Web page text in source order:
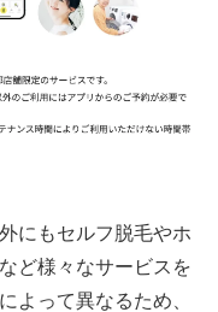
にもセルフ脱毛やホ
ど様々なサービスを
よって異なるため、